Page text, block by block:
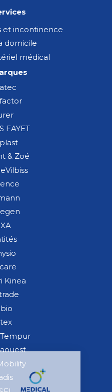
et incontinence
domicile
médical
FAYET
& Zoé
Kinea